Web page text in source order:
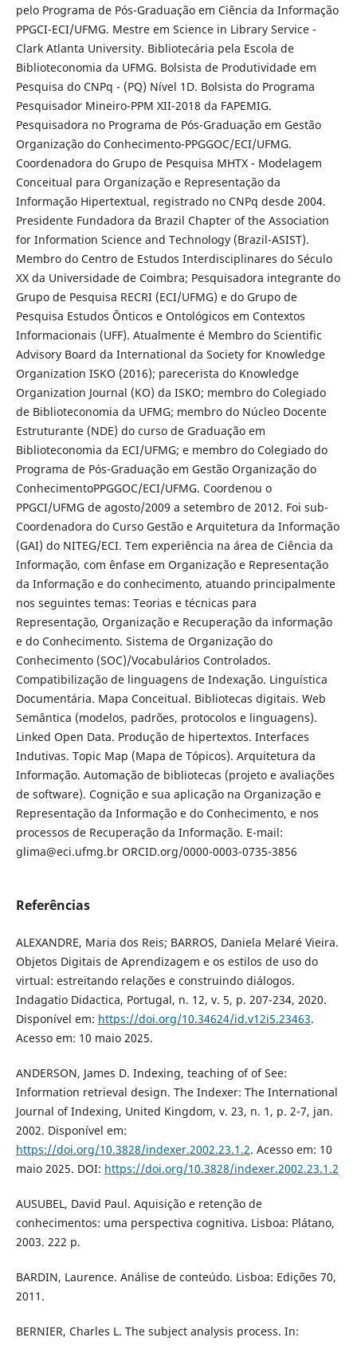
pelo Programa de Pós-Graduação em Ciência da Informação
PPGCI-ECI/UFMG. Mestre em Science in Library Service -
Clark Atlanta University. Bibliotecária pela Escola de
Biblioteconomia da UFMG. Bolsista de Produtividade em
Pesquisa do CNPq - (PQ) Nível 1D. Bolsista do Programa
Pesquisador Mineiro-PPM XII-2018 da FAPEMIG.
Pesquisadora no Programa de Pós-Graduação em Gestão
Organização do Conhecimento-PPGGOC/ECI/UFMG.
Coordenadora do Grupo de Pesquisa MHTX - Modelagem
Conceitual para Organização e Representação da
Informação Hipertextual, registrado no CNPq desde 2004.
Presidente Fundadora da Brazil Chapter of the Association
for Information Science and Technology (Brazil-ASIST).
Membro do Centro de Estudos Interdisciplinares do Século
XX da Universidade de Coimbra; Pesquisadora integrante do
Grupo de Pesquisa RECRI (ECI/UFMG) e do Grupo de
Pesquisa Estudos Ônticos e Ontológicos em Contextos
Informacionais (UFF). Atualmente é Membro do Scientific
Advisory Board da International da Society for Knowledge
Organization ISKO (2016); parecerista do Knowledge
Organization Journal (KO) da ISKO; membro do Colegiado
de Biblioteconomia da UFMG; membro do Núcleo Docente
Estruturante (NDE) do curso de Graduação em
Biblioteconomia da ECI/UFMG; e membro do Colegiado do
Programa de Pós-Graduação em Gestão Organização do
ConhecimentoPPGGOC/ECI/UFMG. Coordenou o
PPGCI/UFMG de agosto/2009 a setembro de 2012. Foi sub-
Coordenadora do Curso Gestão e Arquitetura da Informação
(GAI) do NITEG/ECI. Tem experiência na área de Ciência da
Informação, com ênfase em Organização e Representação
da Informação e do conhecimento, atuando principalmente
nos seguintes temas: Teorias e técnicas para
Representação, Organização e Recuperação da informação
e do Conhecimento. Sistema de Organização do
Conhecimento (SOC)/Vocabulários Controlados.
Compatibilização de linguagens de Indexação. Linguística
Documentária. Mapa Conceitual. Bibliotecas digitais. Web
Semântica (modelos, padrões, protocolos e linguagens).
Linked Open Data. Produção de hipertextos. Interfaces
Indutivas. Topic Map (Mapa de Tópicos). Arquitetura da
Informação. Automação de bibliotecas (projeto e avaliações
de software). Cognição e sua aplicação na Organização e
Representação da Informação e do Conhecimento, e nos
processos de Recuperação da Informação. E-mail:
glima@eci.ufmg.br ORCID.org/0000-0003-0735-3856
Referências
ALEXANDRE, Maria dos Reis; BARROS, Daniela Melaré Vieira.
Objetos Digitais de Aprendizagem e os estilos de uso do
virtual: estreitando relações e construindo diálogos.
Indagatio Didactica, Portugal, n. 12, v. 5, p. 207-234, 2020.
Disponível em: https://doi.org/10.34624/id.v12i5.23463.
Acesso em: 10 maio 2025.
ANDERSON, James D. Indexing, teaching of of See:
Information retrieval design. The Indexer: The International
Journal of Indexing, United Kingdom, v. 23, n. 1, p. 2-7, jan.
2002. Disponível em:
https://doi.org/10.3828/indexer.2002.23.1.2. Acesso em: 10
maio 2025. DOI: https://doi.org/10.3828/indexer.2002.23.1.2
AUSUBEL, David Paul. Aquisição e retenção de
conhecimentos: uma perspectiva cognitiva. Lisboa: Plátano,
2003. 222 p.
BARDIN, Laurence. Análise de conteúdo. Lisboa: Edições 70,
2011.
BERNIER, Charles L. The subject analysis process. In: